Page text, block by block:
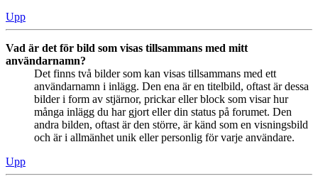
Upp
Vad är det för bild som visas tillsammans med mitt
användarnamn?
Det finns två bilder som kan visas tillsammans med ett
användarnamn i inlägg. Den ena är en titelbild, oftast är dessa
bilder i form av stjärnor, prickar eller block som visar hur
många inlägg du har gjort eller din status på forumet. Den
andra bilden, oftast är den större, är känd som en visningsbild
och är i allmänhet unik eller personlig för varje användare.
Upp